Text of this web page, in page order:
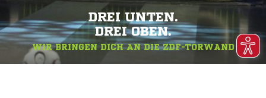
DREI UNTEN.
DREI OBEN.
WIR BRINGEN DICH AN DIE ZDF-TORWAND